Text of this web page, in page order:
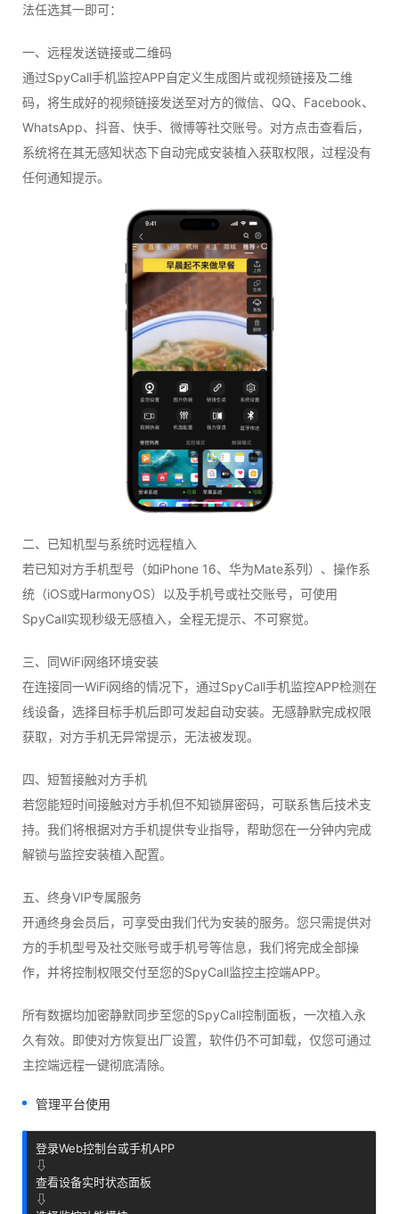
法任选其一即可：
一、远程发送链接或二维码
通过SpyCall手机监控APP自定义生成图片或视频链接及二维
码，将生成好的视频链接发送至对方的微信、QQ、Facebook、
WhatsApp、抖音、快手、微博等社交账号。对方点击查看后，
系统将在其无感知状态下自动完成安装植入获取权限，过程没有
任何通知提示。
二、已知机型与系统时远程植入
若已知对方手机型号（如iPhone 16、华为Mate系列）、操作系
统（iOS或HarmonyOS）以及手机号或社交账号，可使用
SpyCall实现秒级无感植入，全程无提示、不可察觉。
三、同WiFi网络环境安装
在连接同一WiFi网络的情况下，通过SpyCall手机监控APP检测在
线设备，选择目标手机后即可发起自动安装。无感静默完成权限
获取，对方手机无异常提示，无法被发现。
四、短暂接触对方手机
若您能短时间接触对方手机但不知锁屏密码，可联系售后技术支
持。我们将根据对方手机提供专业指导，帮助您在一分钟内完成
解锁与监控安装植入配置。
五、终身VIP专属服务
开通终身会员后，可享受由我们代为安装的服务。您只需提供对
方的手机型号及社交账号或手机号等信息，我们将完成全部操
作，并将控制权限交付至您的SpyCall监控主控端APP。
所有数据均加密静默同步至您的SpyCall控制面板，一次植入永
久有效。即使对方恢复出厂设置，软件仍不可卸载，仅您可通过
主控端远程一键彻底清除。
管理平台使用
登录Web控制台或手机APP
⇩
查看设备实时状态面板
⇩